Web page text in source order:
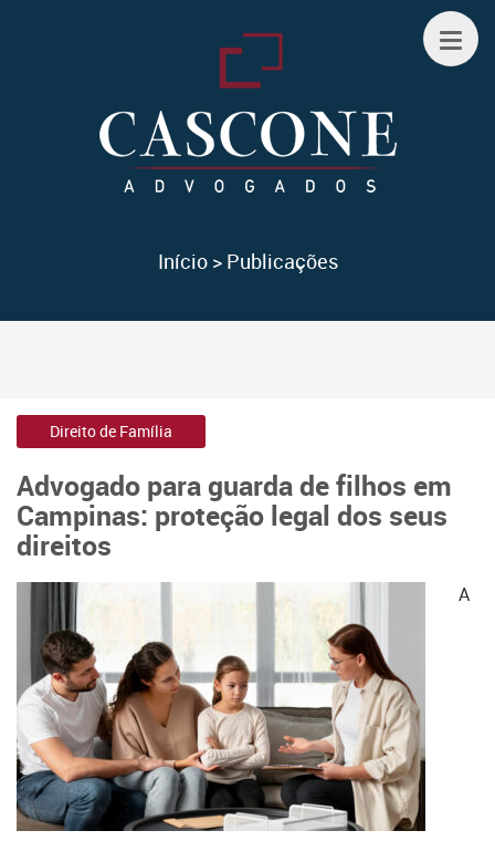
Início> Publicações
Direito de Família
Advogado para guarda de filhos em
Campinas: proteção legal dos seus
direitos
A